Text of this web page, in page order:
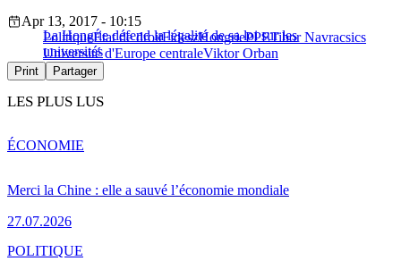
La Hongrie défend la légalité de sa loi sur les
universités
Apr 13, 2017 - 10:15
PolitiqueÉtat de droitFideszHongriePPETibor Navracsics
Université d'Europe centraleViktor Orban
Print Partager
LES PLUS LUS
Merci la Chine : elle a sauvé l’économie mondiale
27.07.2026
ÉCONOMIE
POLITIQUE